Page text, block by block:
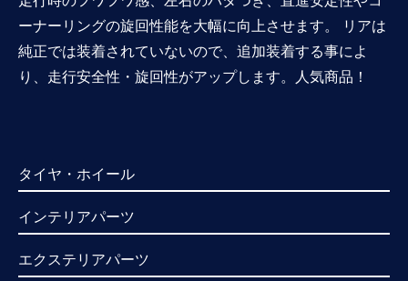
ーナーリングの旋回性能を大幅に向上させます。 リアは
純正では装着されていないので、追加装着する事によ
り、走行安全性・旋回性がアップします。人気商品！
タイヤ・ホイール
インテリアパーツ
エクステリアパーツ